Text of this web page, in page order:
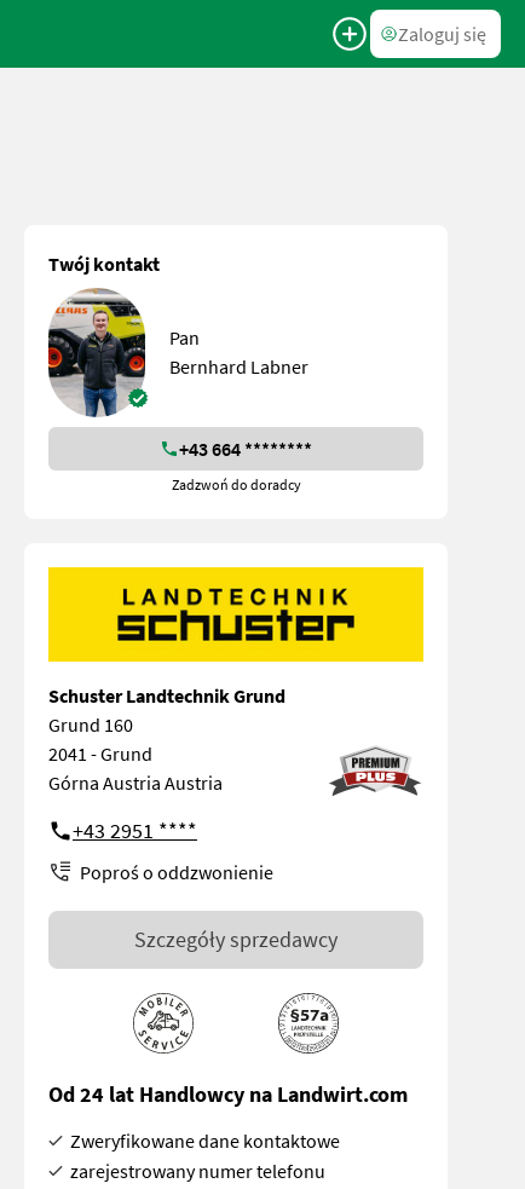
Zaloguj się
Twój kontakt
Pan
Bernhard Labner
+43 664 ********
Zadzwoń do doradcy
Schuster Landtechnik Grund
Grund 160
2041 - Grund
Górna Austria Austria
+43 2951 ****
Poproś o oddzwonienie
Szczegóły sprzedawcy
Od 24 lat Handlowcy na Landwirt.com
Zweryfikowane dane kontaktowe
zarejestrowany numer telefonu